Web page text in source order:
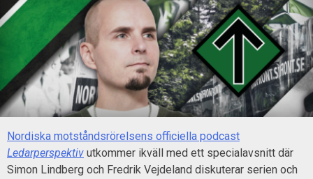
Nordiska motståndsrörelsens officiella podcast
Ledarperspektiv utkommer ikväll med ett specialavsnitt där
Simon Lindberg och Fredrik Vejdeland diskuterar serien och